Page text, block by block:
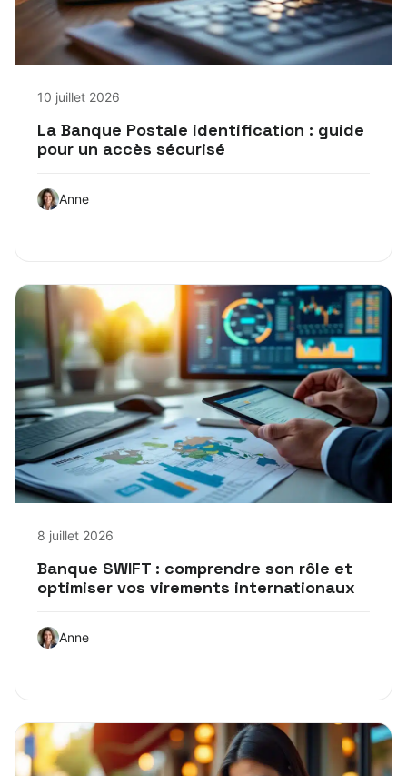
10 juillet 2026
La Banque Postale identification : guide
pour un accès sécurisé
Anne
8 juillet 2026
Banque SWIFT : comprendre son rôle et
optimiser vos virements internationaux
Anne